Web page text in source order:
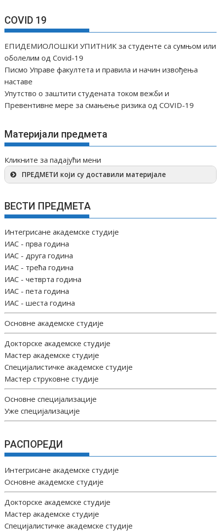
COVID 19
ЕПИДЕМИОЛОШКИ УПИТНИК за студенте са сумњом или
оболелим од Covid-19
Писмо Управе факултета и правила и начин извођења
наставе
Упутство о заштити студената током вежби и
Превентивне мере за смањење ризика од COVID-19
Материјали предмета
Кликните за падајући мени
ПРЕДМЕТИ који су доставили материјале
ВЕСТИ ПРЕДМЕТА
Интегрисане академске студије
ИАС - прва година
ИАС - друга година
ИАС - трећа година
ИАС - четврта година
ИАС - пета година
ИАС - шеста година
Основне академске студије
Докторске академске студије
Мастер академске студије
Специјалистичке академске студије
Мастер струковне студије
Основне специјализације
Уже специјализације
РАСПОРЕДИ
Интегрисане академске студије
Основне академске студије
Докторске академске студије
Мастер академске студије
Специјалистичке академске студије